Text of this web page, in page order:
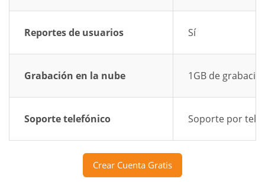
Reportes de usuarios Sí
Grabación en la nube 1GB de
Soporte telefónico Soporte por
Crear Cuenta Gratis